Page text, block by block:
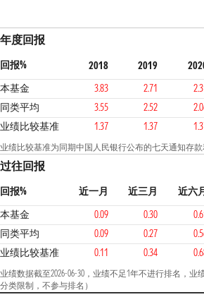
年度回报
回报% 2018 2019
本基金
3.83 2.71
同类平均
3.55 2.52
业绩比较基准
1.37 1.37
业绩比较基准为同期中国人民银行公布的七天通知存款
过往回报
回报% 近一月 近三月 近六
本基金
0.09 0.30
同类平均
0.09 0.27
业绩比较基准
0.11 0.34
业绩数据截至2026-06-30，业绩不足1年不进行排名，
分类限制，不参与排名）